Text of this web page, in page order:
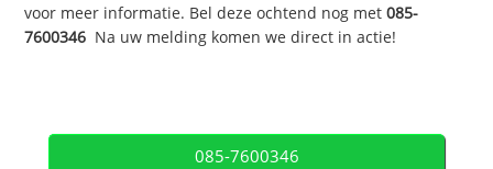
voor meer informatie. Bel deze ochtend nog met085-
7600346 Na uw melding komen we direct in actie!
085-7600346